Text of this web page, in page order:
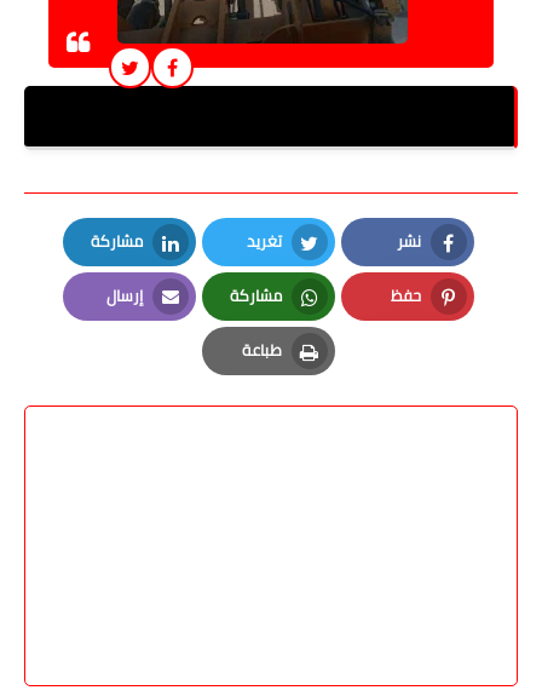
نشر
Facebook
تغريد
Twitter
مشاركة
LinkedIn
حفظ
Pinterest
مشاركة
Whatsapp
إرسال
Email
طباعة
Print